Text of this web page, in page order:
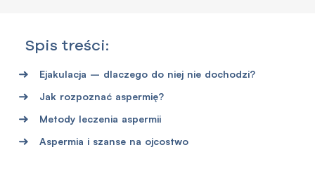
Spis treści:
Ejakulacja – dlaczego do niej nie dochodzi?
Jak rozpoznać aspermię?
Metody leczenia aspermii
Aspermia i szanse na ojcostwo